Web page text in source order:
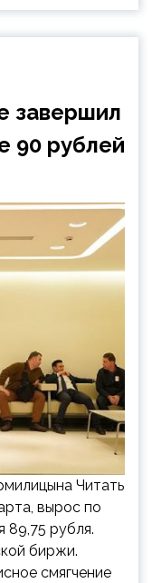
завершил
90 рублей
Читать
вырос по
89,75 рубля.
биржи.
смягчение